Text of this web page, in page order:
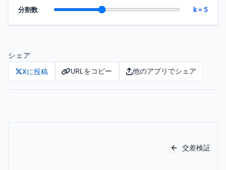
分割数 k = 5
シェア
Xに投稿
URLをコピー 他のアプリでシェア
交差検証